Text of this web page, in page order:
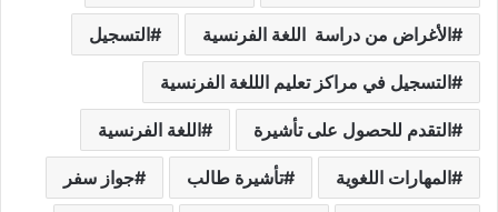
الأغراض من دراسة اللغة الفرنسية التسجيل
التسجيل في مراكز تعليم الللغة الفرنسية
التقدم للحصول على تأشيرة اللغة الفرنسية
المهارات اللغوية تأشيرة طالب جواز سفر